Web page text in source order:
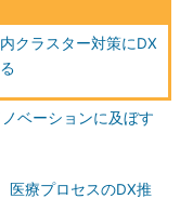
クラスター対策にDX
ベーションに及ぼす
医療プロセスのDX推